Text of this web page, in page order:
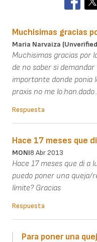
Muchisimas gracias
Maria Narvaiza
Muchisimas gracias por
de no saber si
importante donde ponia
praxis no me
Respuesta
Hace 17 meses que
MONI8 Abr 2013
Hace 17 meses que di a
puedo poner una queja/
límite? Gracias
Respuesta
Para poner una